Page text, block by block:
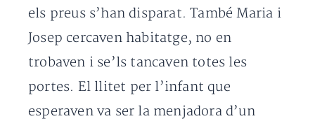
els preus s’han disparat. També Maria i
Josep cercaven habitatge, no en
trobaven i se’ls tancaven totes les
portes. El llitet per l’infant que
esperaven va ser la menjadora d’un